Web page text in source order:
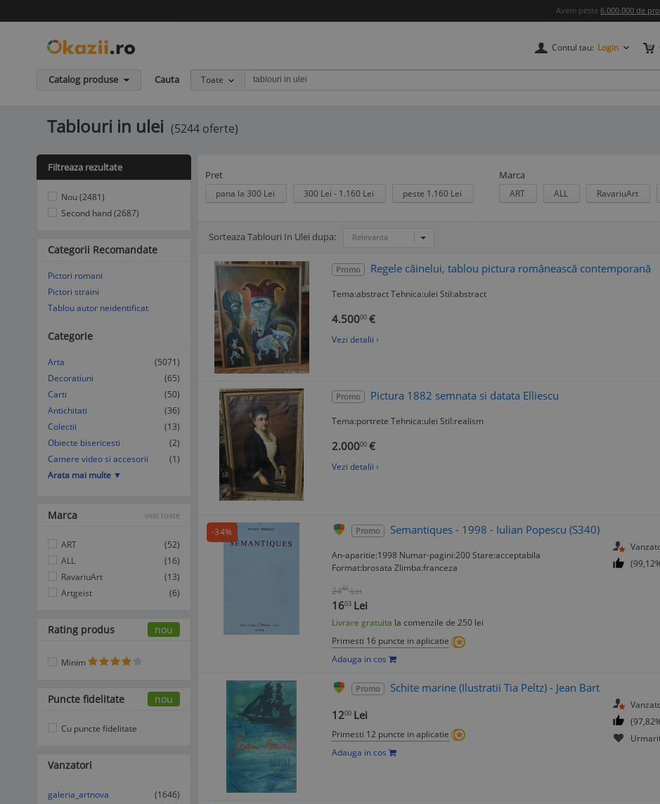
Avem peste 6.000.000 de
Contul tau: Login
Catalog produse Cauta Toate
Tablouri in ulei (5244 oferte)
Pret
pana la 300 Lei 300 Lei - 1.160 Lei peste 1.160 Lei
Marca
ART ALL RavariuArt
Sorteaza Tablouri In Ulei dupa: Relevanta
Promo Regele câinelui, tablou pictura românească contemporană
Tema:abstract Tehnica:ulei Stil:abstract
4.50000 €
Vezi detalii ›
Promo Pictura 1882 semnata si datata Elliescu
Tema:portrete Tehnica:ulei Stil:realism
2.00000 €
Vezi detalii ›
-34% Promo Semantiques - 1998 - Iulian Popescu (S340)
An-aparitie:1998 Numar-pagini:200 Stare:acceptabila
Format:brosata Zlimba:franceza
2440 Lei
1603 Lei
Livrare gratuita la comenzile de 250 lei
Primesti 16 puncte in aplicatie
Adauga in cos
Promo
Schite marine (Ilustratii Tia Peltz) - Jean Bart
1200 Lei
Primesti 12 puncte in aplicatie
Adauga in cos
Filtreaza rezultate
Nou (2481)
Second hand (2687)
Categorii Recomandate
Pictori romani
Pictori straini
Tablou autor neidentificat
Categorie
Arta
(5071)
Decoratiuni
(65)
Carti
(50)
Antichitati
(36)
Colectii
(13)
Obiecte bisericesti
(2)
Camere video si accesorii
(1)
Arata mai multe ▼
Marca vezi toate
ART
(52)
ALL
(16)
RavariuArt
(13)
Artgeist
(6)
Rating produs nou
Minim
Puncte fidelitate nou
Cu puncte fidelitate
Vanzatori
galeria_artnova
(1646)